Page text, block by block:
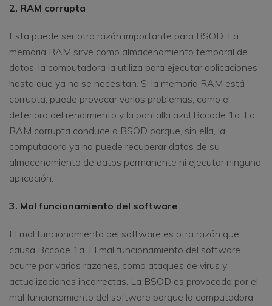
2. RAM corrupta
Esta puede ser otra razón importante para BSOD. La
memoria RAM sirve como almacenamiento temporal de
datos, la computadora la utiliza para ejecutar aplicaciones
hasta que ya no se necesitan. Si la memoria RAM está
corrupta, puede provocar varios problemas, como el
deterioro del rendimiento y la pantalla azul Bccode 1a. La
RAM corrupta conduce a BSOD porque, sin ella, la
computadora ya no puede recuperar datos de su
almacenamiento de datos permanente ni ejecutar ninguna
aplicación.
3. Mal funcionamiento del software
El mal funcionamiento del software es otra razón que
causa Bccode 1a. El mal funcionamiento del software
ocurre por varias razones, como ataques de virus y
actualizaciones incorrectas. La BSOD es provocada por el
mal funcionamiento del software porque la computadora